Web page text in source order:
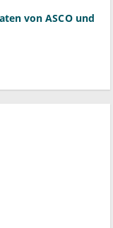
von ASCO und